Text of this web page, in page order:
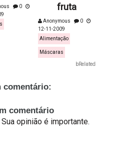
0
fruta
Anonymous
0
12-11-2009
Alimentação
Máscaras
bRelated
comentário:
comentário
opinião é importante.